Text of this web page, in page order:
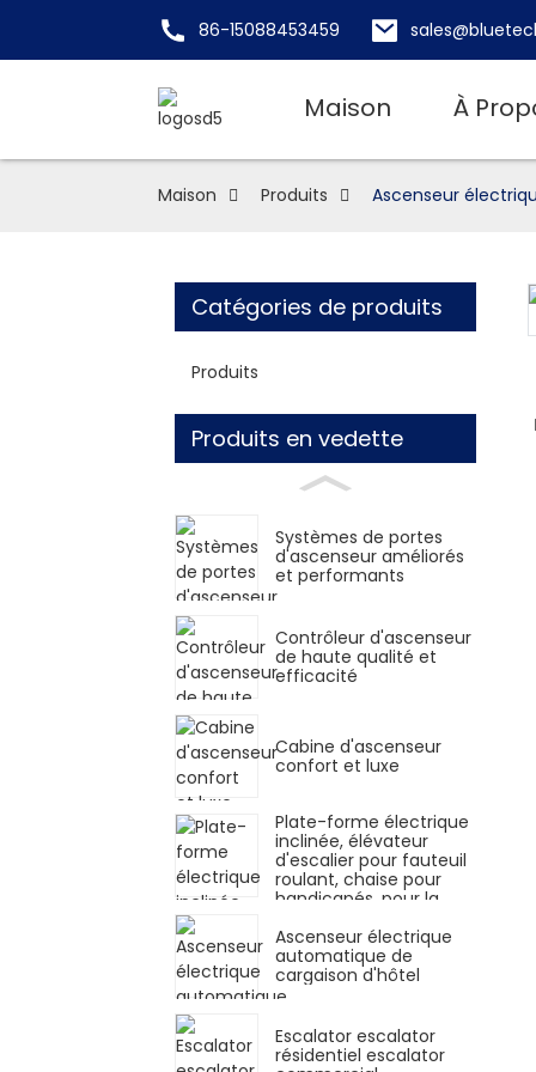
86-15088453459
Maison À
Maison Produits Ascenseur
Catégories de produits
Produits
Produits en vedette
Systèmes de portes
d'ascenseur améliorés
et performants
Contrôleur d'ascenseur
de haute qualité et
efficacité
Cabine d'ascenseur
confort et luxe
Plate-forme électrique
inclinée, élévateur
d'escalier pour fauteuil
roulant, chaise pour
handicapés, pour la
Ascenseur électrique
automatique de
cargaison d'hôtel
Escalator escalator
résidentiel escalator
Loading...
Loading...